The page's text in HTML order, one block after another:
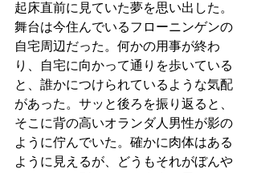
起床直前に見ていた夢を思い出した。
舞台は今住んでいるフローニンゲンの
自宅周辺だった。何かの用事が終わ
り、自宅に向かって通りを歩いている
と、誰かにつけられているような気配
があった。サッと後ろを振り返ると、
そこに背の高いオランダ人男性が影の
ように佇んでいた。確かに肉体はある
ように見えるが、どうもそれがぼんや